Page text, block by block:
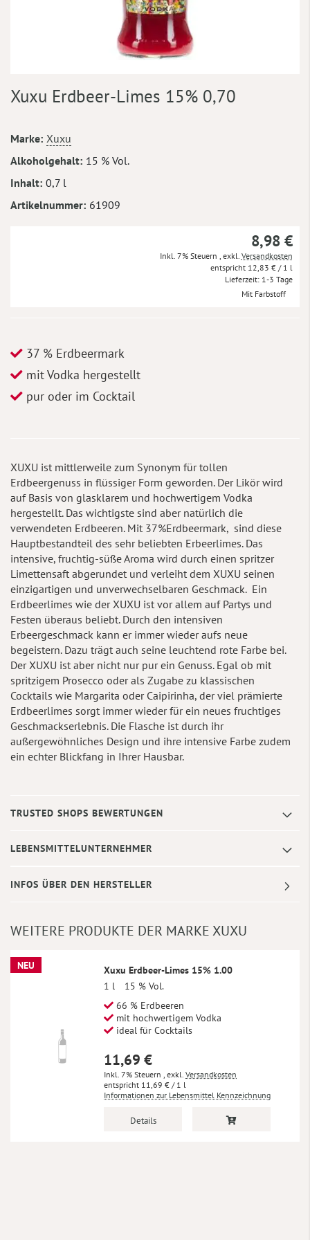
Anfang
springen
Xuxu Erdbeer-Limes 15% 0,70
Mehr
Informationen
Marke Xuxu
Alkoholgehalt 15 % Vol.
Inhalt 0,7 l
Artikelnummer 61909
8,98 €
Inkl. 7% Steuern exkl. Versandkosten
12,83 € / 1 l
Lieferzeit 1-3 Tage
Mit Farbstoff
37 % Erdbeermark
mit Vodka hergestellt
pur oder im Cocktail
XUXU ist mittlerweile zum Synonym für tollen
Erdbeergenuss in flüssiger Form geworden. Der Likör wird
auf Basis von glasklarem und hochwertigem Vodka
hergestellt. Das wichtigste sind aber natürlich die
verwendeten Erdbeeren. Mit 37%Erdbeermark, sind diese
Hauptbestandteil des sehr beliebten Erbeerlimes. Das
intensive, fruchtig-süße Aroma wird durch einen spritzer
Limettensaft abgerundet und verleiht dem XUXU seinen
einzigartigen und unverwechselbaren Geschmack. Ein
Erdbeerlimes wie der XUXU ist vor allem auf Partys und
Festen überaus beliebt. Durch den intensiven
Erbeergeschmack kann er immer wieder aufs neue
begeistern. Dazu trägt auch seine leuchtend rote Farbe bei.
Der XUXU ist aber nicht nur pur ein Genuss. Egal ob mit
spritzigem Prosecco oder als Zugabe zu klassischen
Cocktails wie Margarita oder Caipirinha, der viel prämierte
Erdbeerlimes sorgt immer wieder für ein neues fruchtiges
Geschmackserlebnis. Die Flasche ist durch ihr
außergewöhnliches Design und ihre intensive Farbe zudem
ein echter Blickfang in Ihrer Hausbar.
TRUSTED SHOPS BEWERTUNGEN
LEBENSMITTELUNTERNEHMER
INFOS ÜBER DEN HERSTELLER
WEITERE PRODUKTE DER MARKE XUXU
NEU
Xuxu Erdbeer-Limes 15% 1.00
1 l
15 % Vol.
66 % Erdbeeren
mit hochwertigem Vodka
ideal für Cocktails
11,69 €
Inkl. 7% Steuern , exkl. Versandkosten
11,69 € / 1 l
Informationen zur Lebensmittel Kennzeichnung
Details